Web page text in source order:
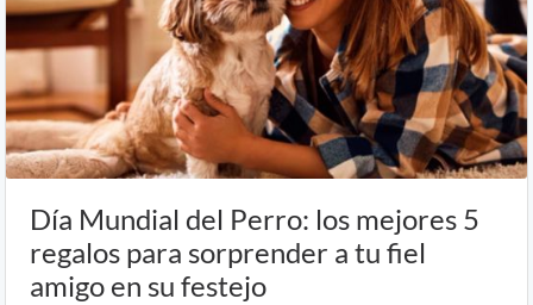
Día Mundial del Perro: los mejores 5
regalos para sorprender a tu fiel
amigo en su festejo